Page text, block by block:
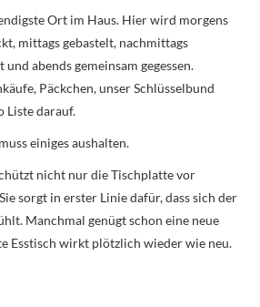
Ort im Haus. Hier wird morgens
mittags gebastelt, nachmittags
abends gemeinsam gegessen.
Päckchen, unser Schlüsselbund
Liste darauf.
einiges aushalten.
nicht nur die Tischplatte vor
sorgt in erster Linie dafür, dass sich der
Manchmal genügt schon eine neue
Esstisch wirkt plötzlich wieder wie neu.